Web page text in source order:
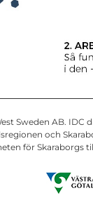
Sweden AB. IDC
och
för Skaraborgs